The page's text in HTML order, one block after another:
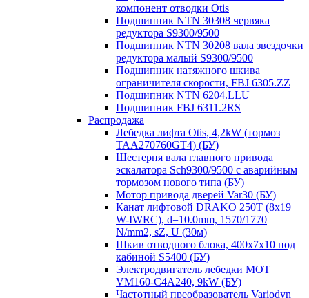
компонент отводки Otis
Подшипник NTN 30308 червяка
редуктора S9300/9500
Подшипник NTN 30208 вала звездочки
редуктора малый S9300/9500
Подшипник натяжного шкива
ограничителя скорости, FBJ 6305.ZZ
Подшипник NTN 6204.LLU
Подшипник FBJ 6311.2RS
Распродажа
Лебедка лифта Otis, 4,2kW (тормоз
TAA270760GT4) (БУ)
Шестерня вала главного привода
эскалатора Sch9300/9500 с аварийным
тормозом нового типа (БУ)
Мотор привода дверей Var30 (БУ)
Канат лифтовой DRAKO 250T (8x19
W-IWRC), d=10.0mm, 1570/1770
N/mm2, sZ, U (30м)
Шкив отводного блока, 400х7х10 под
кабиной S5400 (БУ)
Электродвигатель лебедки MOT
VM160-C4A240, 9kW (БУ)
Частотный преобразователь Variodyn